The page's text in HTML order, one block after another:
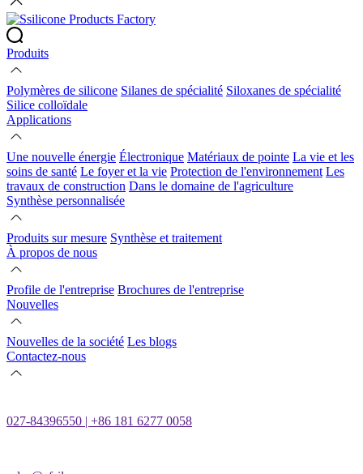
Produits
Polymères de silicone Silanes de spécialité Siloxanes de spécialité
Silice colloïdale
Applications
Une nouvelle énergie Électronique Matériaux de pointe La vie et les
soins de santé Le foyer et la vie Protection de l'environnement Les
travaux de construction Dans le domaine de l'agriculture
Synthèse personnalisée
Produits sur mesure Synthèse et traitement
À propos de nous
Profile de l'entreprise Brochures de l'entreprise
Nouvelles
Nouvelles de la société Les blogs
Contactez-nous
027-84396550 | +86 181 6277 0058